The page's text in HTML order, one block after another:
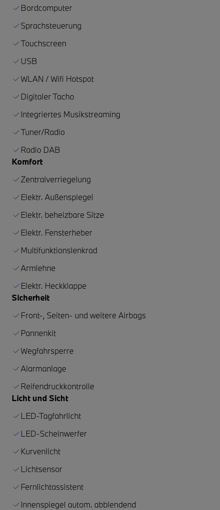
Bordcomputer
Sprachsteuerung
Touchscreen
USB
WLAN / Wifi Hotspot
Digitaler Tacho
Integriertes Musikstreaming
Tuner/Radio
Radio DAB
Komfort
Zentralverriegelung
Elektr. Außenspiegel
Elektr. beheizbare Sitze
Elektr. Fensterheber
Multifunktionslenkrad
Armlehne
Elektr. Heckklappe
Sicherheit
Front-, Seiten- und weitere Airbags
Pannenkit
Wegfahrsperre
Alarmanlage
Reifendruckkontrolle
Licht und Sicht
LED-Tagfahrlicht
LED-Scheinwerfer
Kurvenlicht
Lichtsensor
Fernlichtassistent
Innenspiegel autom. abblendend